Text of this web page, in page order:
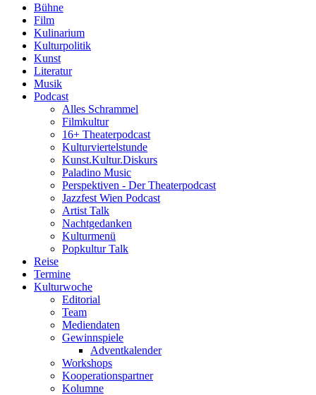
Bühne
Film
Kulinarium
Kulturpolitik
Kunst
Literatur
Musik
Podcast
Alles Schrammel
Filmkultur
16+ Theaterpodcast
Kulturviertelstunde
Kunst.Kultur.Diskurs
Paladino Music
Perspektiven - Der Theaterpodcast
Jazzfest Wien Podcast
Artist Talk
Nachtgedanken
Kulturmenü
Popkultur Talk
Reise
Termine
Kulturwoche
Editorial
Team
Mediendaten
Gewinnspiele
Adventkalender
Workshops
Kooperationspartner
Kolumne